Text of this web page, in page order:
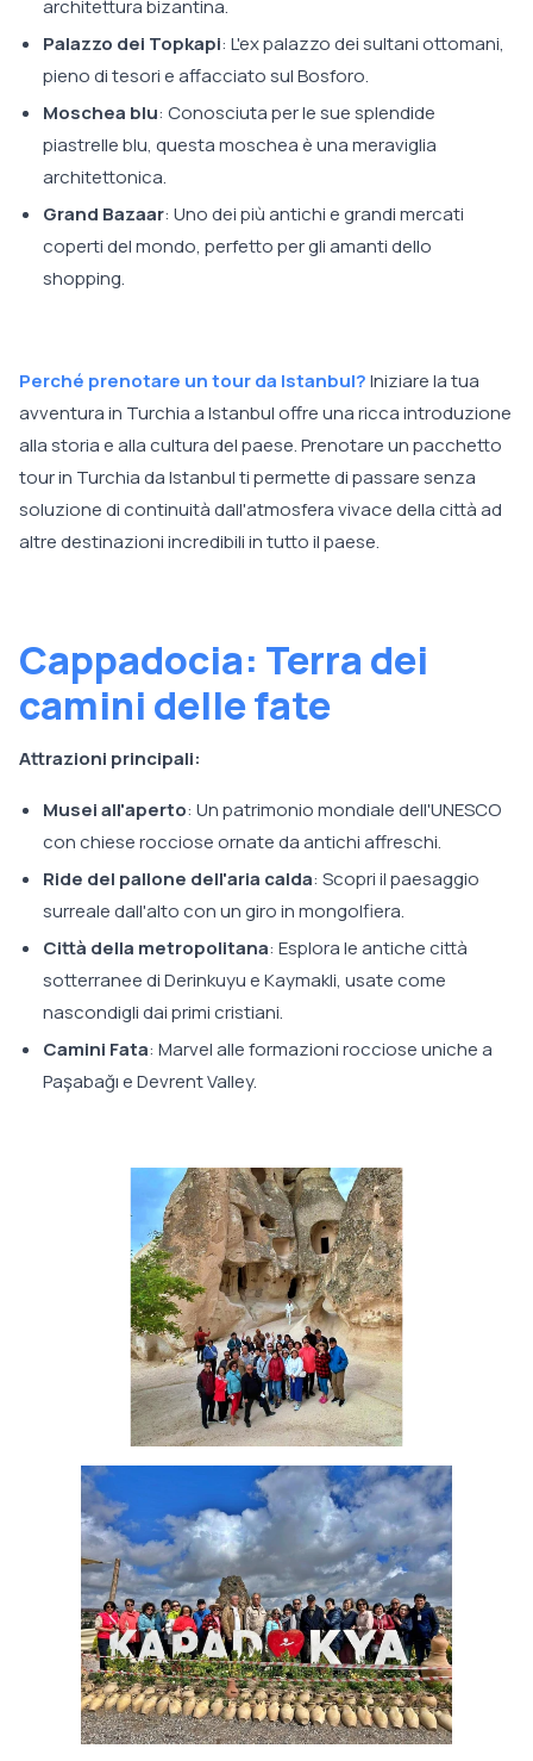
architettura bizantina.
Palazzo dei Topkapi: L'ex palazzo dei sultani ottomani,
pieno di tesori e affacciato sul Bosforo.
Moschea blu: Conosciuta per le sue splendide
piastrelle blu, questa moschea è una meraviglia
architettonica.
Grand Bazaar: Uno dei più antichi e grandi mercati
coperti del mondo, perfetto per gli amanti dello
shopping.
Perché prenotare un tour da Istanbul?Iniziare la tua
avventura in Turchia a Istanbul offre una ricca introduzione
alla storia e alla cultura del paese. Prenotare un pacchetto
tour in Turchia da Istanbul ti permette di passare senza
soluzione di continuità dall'atmosfera vivace della città ad
altre destinazioni incredibili in tutto il paese.
Cappadocia: Terra dei
camini delle fate
Attrazioni principali:
Musei all'aperto: Un patrimonio mondiale dell'UNESCO
con chiese rocciose ornate da antichi affreschi.
Ride del pallone dell'aria calda: Scopri il paesaggio
surreale dall'alto con un giro in mongolfiera.
Città della metropolitana: Esplora le antiche città
sotterranee di Derinkuyu e Kaymakli, usate come
nascondigli dai primi cristiani.
Camini Fata: Marvel alle formazioni rocciose uniche a
Paşabağı e Devrent Valley.